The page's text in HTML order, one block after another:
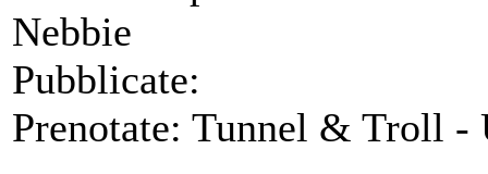
Nebbie
Pubblicate:
Prenotate: Tunnel & Troll -